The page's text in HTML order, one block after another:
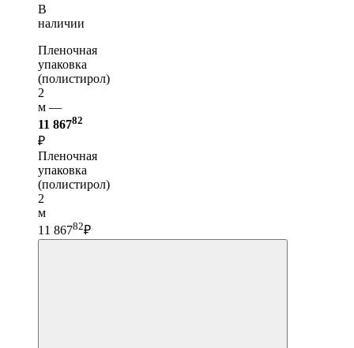
В
наличии
Пленочная
упаковка
(полистирол)
2
м —
11 86782
₽
Пленочная
упаковка
(полистирол)
2
м
11 86782₽